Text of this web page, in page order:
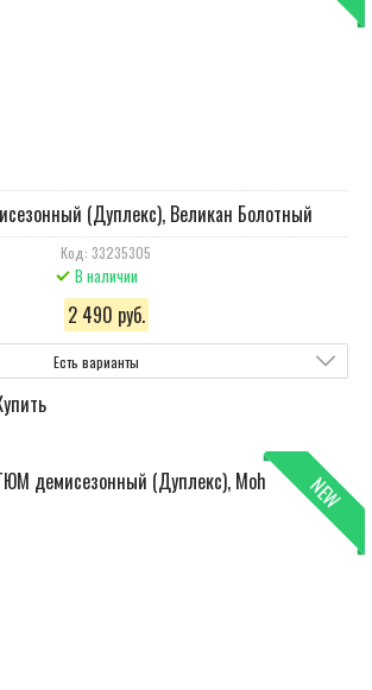
(Дуплекс), Великан Болотный
Код: 33235305
В наличии
2 490 руб.
Есть варианты
NEW